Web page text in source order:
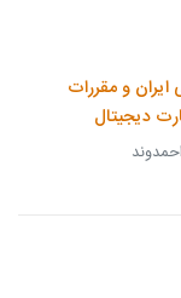
و مقررات
دیجیتال